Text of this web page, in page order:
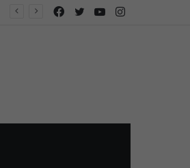
Instagram
YouTube
Twitter
Facebook